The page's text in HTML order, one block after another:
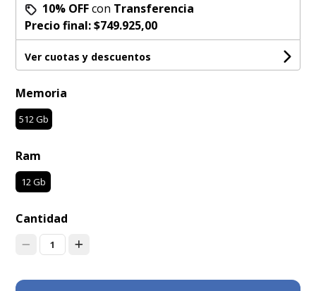
10% OFFcon Transferencia
Precio final:$749.925,00
Ver cuotas y descuentos
Memoria
512 Gb
Ram
12 Gb
Cantidad
1